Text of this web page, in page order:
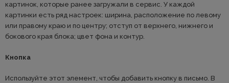
картинок, которые ранее загружали в сервис. У каждой
картинки есть ряд настроек: ширина, расположение по левому
или правому краю и по центру; отступ от верхнего, нижнего и
бокового края блока; цвет фона и контур.
Кнопка
Используйте этот элемент, чтобы добавить кнопку в письмо. В